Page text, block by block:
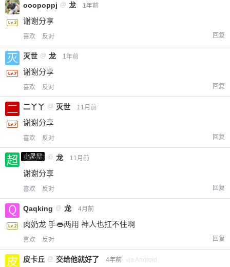
ooopoppj @ 龙 1年前
谢谢分享
喜欢 反对 回复
灭世 @ 龙 1年前
谢谢分享
喜欢 反对 回复
二丫丫 @ 灭世 11月前
谢谢分享
喜欢 反对 回复
小黑屋
超凶的 @ 龙 11月前
谢谢分享
喜欢 反对 回复
Qaqking @ 龙 4月前
肉奶龙 手👄两用 神人也扛不住啊
喜欢 反对 回复
皮卡丘 @ 交给他就好了 4年前 via Android